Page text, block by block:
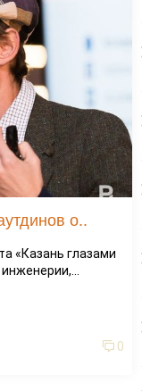
о..
«Казань глазами
0